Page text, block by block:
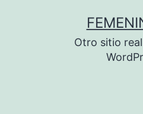
Otro sitio